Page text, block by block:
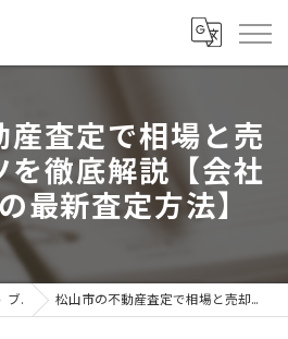
査定で相場と売
徹底解説【会社
最新査定方法】
ブログ 松山市の不動産査定で相場と売却成功のコツを徹底解説【会社比較・無料の最新査定方法】